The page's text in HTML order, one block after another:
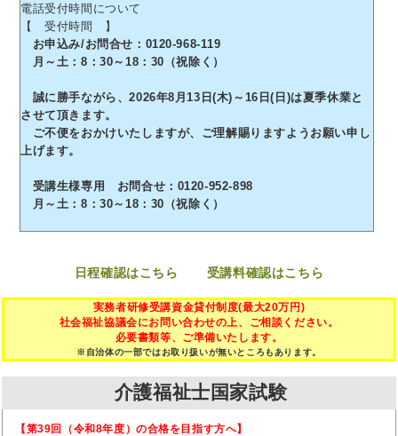
電話受付時間について
【 受付時間 】
お申込み/お問合せ：0120-968-119
月～土：8：30～18：30（祝除く）
誠に勝手ながら、2026年8月13日(木)～16日(日)は夏季休業と
させて頂きます。
ご不便をおかけいたしますが、ご理解賜りますようお願い申し
上げます。
受講生様専用 お問合せ：0120-952-898
月～土：8：30～18：30（祝除く）
日程確認はこちら 受講料確認はこちら
実務者研修受講資金貸付制度(最大20万円)
社会福祉協議会にお問い合わせの上、ご相談ください。
必要書類等、ご準備いたします。
※自治体の一部ではお取り扱いが無いところもあります。
介護福祉士国家試験
【第39回（令和8年度）の合格を目指す方へ】